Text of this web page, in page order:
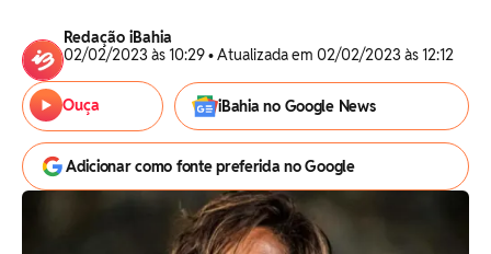
Redação iBahia
02/02/2023 às 10:29 • Atualizada em 02/02/2023 às 12:12
Ouça iBahia no Google News
Adicionar como fonte preferida no Google